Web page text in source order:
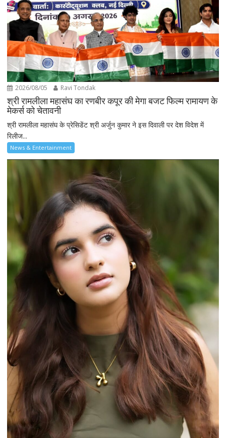
2026/08/05 Ravi Tondak
श्री रामलीला महासंघ का रणबीर कपूर की मेगा बजट फिल्म रामायण के
मेकर्स को चेतावनी
श्री रामलीला महासंघ के प्रेसिडेंट श्री अर्जुन कुमार ने इस दिवाली पर देश विदेश में
रिलीज...
News & Entertainment